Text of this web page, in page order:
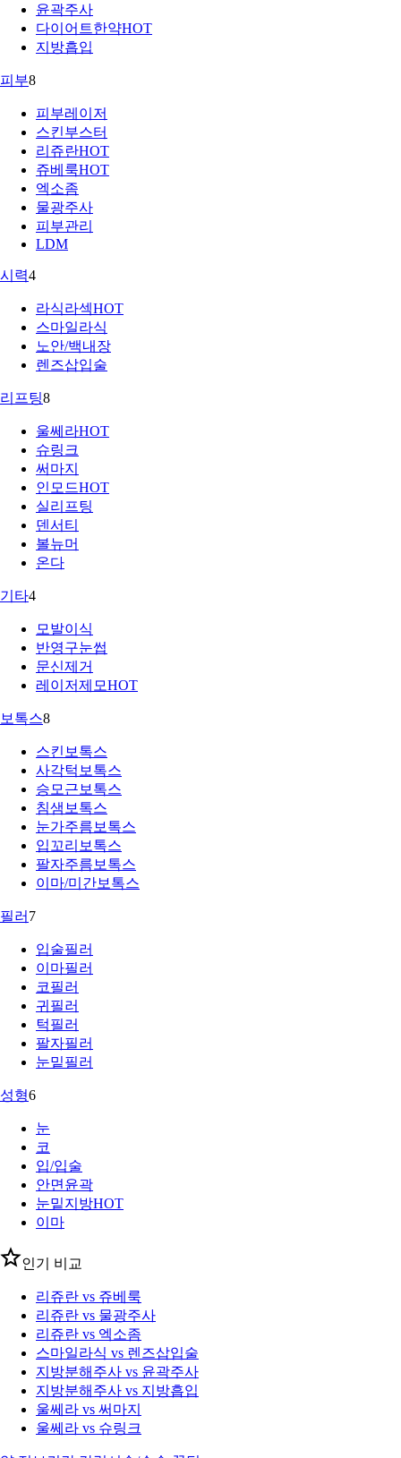
윤곽주사
다이어트한약HOT
지방흡입
피부8
피부레이저
스킨부스터
리쥬란HOT
쥬베룩HOT
엑소좀
물광주사
피부관리
LDM
시력4
라식라섹HOT
스마일라식
노안/백내장
렌즈삽입술
리프팅8
울쎄라HOT
슈링크
써마지
인모드HOT
실리프팅
덴서티
볼뉴머
온다
기타4
모발이식
반영구눈썹
문신제거
레이저제모HOT
보톡스8
스킨보톡스
사각턱보톡스
승모근보톡스
침샘보톡스
눈가주름보톡스
입꼬리보톡스
팔자주름보톡스
이마/미간보톡스
필러 7
입술필러
이마필러
코필러
귀필러
턱필러
팔자필러
눈밑필러
성형6
눈
코
입/입술
안면윤곽
눈밑지방HOT
이마
인기 비교
리쥬란 vs 쥬베룩
리쥬란 vs 물광주사
리쥬란 vs 엑소좀
스마일라식 vs 렌즈삽입술
지방분해주사 vs 윤곽주사
지방분해주사 vs 지방흡입
울쎄라 vs 써마지
울쎄라 vs 슈링크